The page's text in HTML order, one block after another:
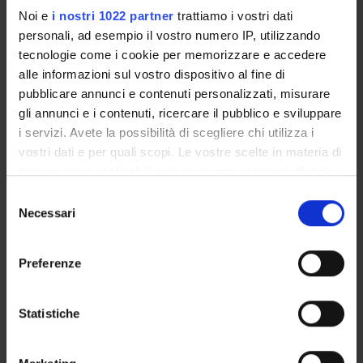
Noi e i nostri 1022 partner trattiamo i vostri dati
personali, ad esempio il vostro numero IP, utilizzando
tecnologie come i cookie per memorizzare e accedere
alle informazioni sul vostro dispositivo al fine di
pubblicare annunci e contenuti personalizzati, misurare
gli annunci e i contenuti, ricercare il pubblico e sviluppare
i servizi. Avete la possibilità di scegliere chi utilizza i
vostri dati e per quali scopi. Le vostre scelte in materia di
modificare o revocare il proprio consenso in qualsiasi
momento dalla Dichiarazione sui cookie o facendo clic
raccogliere informazioni sulla tua posizione
geografica, con un'approssimazione di qualche
delNecessari
Preferenze
Statistiche
Alberto Belussi
Associate Professor
Sara Migliorini
Associate Professor
RESEARCH AREAS INVOLVED IN THE PROJECT
Sistemi informativi ed analisi dei dati
RESEARCH AREAS
RESEARCH GROUPS